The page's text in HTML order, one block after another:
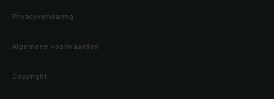
Privacyverklaring
Algemene voorwaarden
Copyright